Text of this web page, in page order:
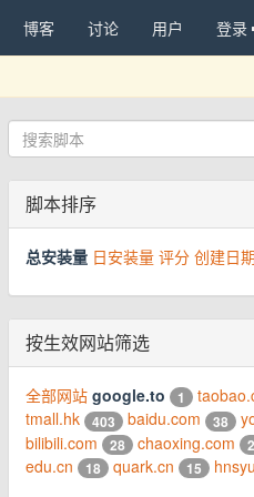
博客 讨论 用户 登录
脚本排序
总安装量 日安装量 评分 创建日期
按生效网站筛选
全部网站 google.to 1
tmall.hk 403 baidu.com 38
bilibili.com 28 chaoxing.com
edu.cn 18 quark.cn 15